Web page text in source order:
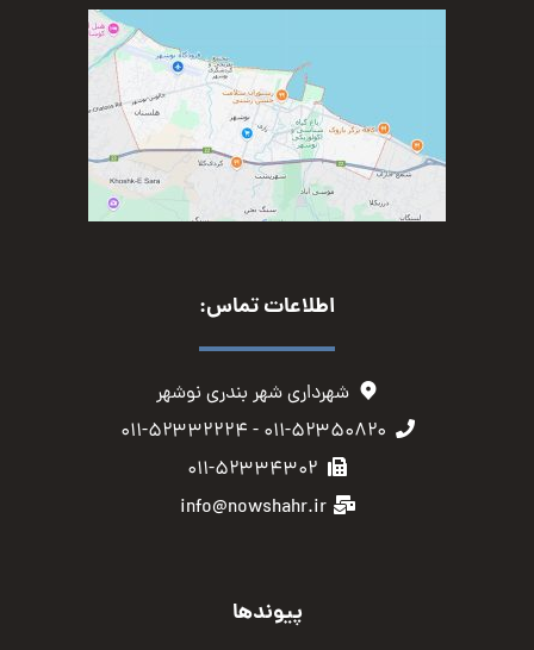
اطلاعات تماس:
شهرداری شهر بندری نوشهر
۰۱۱-۵۲۳۵۰۸۲۰ - ۰۱۱-۵۲۳۳۲۲۲۴
۰۱۱-۵۲۳۳۴۳۰۲
info@nowshahr.ir
پیوندها